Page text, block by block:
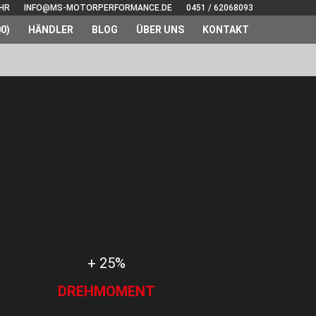
INFO@MS-MOTORPERFORMANCE.DE 0451 / 62068093
HÄNDLER BLOG ÜBER UNS KONTAKT
+ 25%
DREHMOMENT